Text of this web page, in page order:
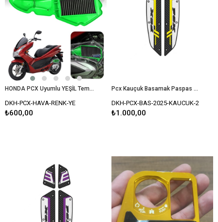
HONDA PCX Uyumlu YEŞİL Temizlenebilir Performans Hava Filtresi (2021-2026)
DKH-PCX-HAVA-RENK-YE
₺600,00
Pcx Kauçuk Basamak Paspas Set 2025 Uyumlu SARI
DKH-PCX-BAS-2025-KAUCUK-2
₺1.000,00